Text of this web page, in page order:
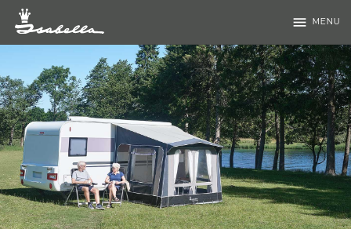
menu MENU